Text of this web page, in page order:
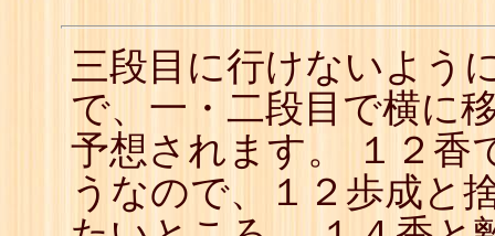
19 ☗
20 ☖
21☗
22☖
23☗
25☗
26 ☖
27☗
三段目に行けないよう
で、一・二段目で横に
予想されます。 １２香
うなので、１２歩成と